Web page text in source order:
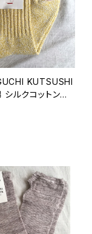
KUTSUSHI
シルクコットン天
カラフルフラッグ
ー) NK0104S 日